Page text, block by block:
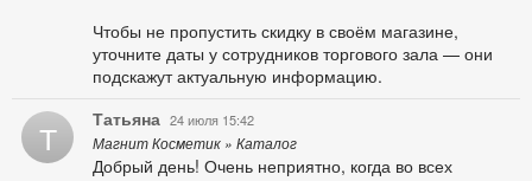
Чтобы не пропустить скидку в своём магазине,
уточните даты у сотрудников торгового зала — они
подскажут актуальную информацию.
Т Татьяна 24 июля 15:42
Магнит Косметик » Каталог
Добрый день! Очень неприятно, когда во всех